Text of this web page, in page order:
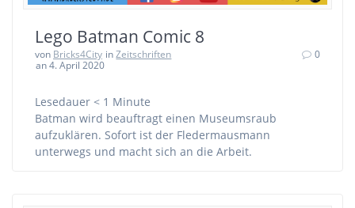
Lego Batman Comic 8
von Bricks4City inZeitschriften
an 4. April 2020
0
Lesedauer < 1 Minute
Batman wird beauftragt einen Museumsraub
aufzuklären. Sofort ist der Fledermausmann
unterwegs und macht sich an die Arbeit.